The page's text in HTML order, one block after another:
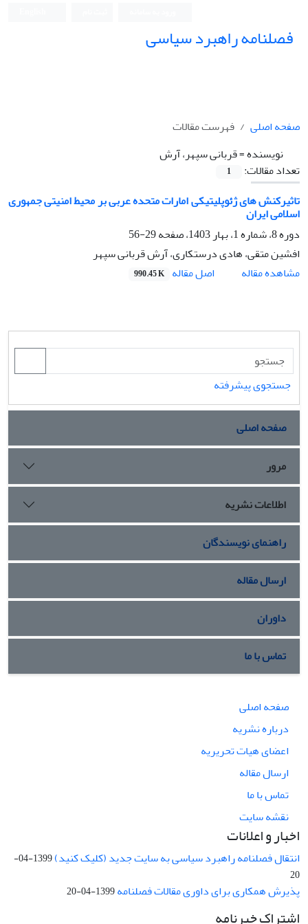
فصلنامه راهبرد سیاسی
صفحه اصلی
فهرست مقالات
نویسنده =قربانی سپهر، آرش
تعداد مقالات:
1
تاثیرکنش های ژئوپلیتیکی امارات متحده عربی بر محیط امنیتی جمهوری
اسلامی ایران
دوره 8، شماره 1، بهار 1403، صفحه
29-56
افشین متقی، هادی درستکاری، آرش قربانی سپهر
مشاهده مقاله
اصل مقاله 990.45 K
جستجوی پیشرفته
صفحه اصلی
مرور
اطلاعات نشریه
راهنمای نویسندگان
ارسال مقاله
داوران
تماس با ما
صفحه اصلی
درباره نشریه
اعضای هیات تحریریه
ارسال مقاله
تماس با ما
نقشه سایت
اخبار و اعلانات
انتقال فصلنامه راهبرد سیاسی به سایت جدید (کلیک کنید)
1399-04-
20
پذیرش همکاری برای داوری مقالات فصلنامه1399-04-20
اشتراک خبرنامه